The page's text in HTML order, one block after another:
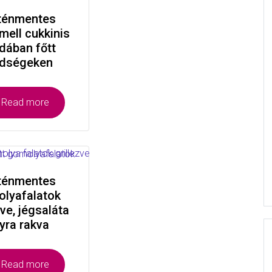
cukkinis
főtt
Read more
jégsaláta
rakva
Read more